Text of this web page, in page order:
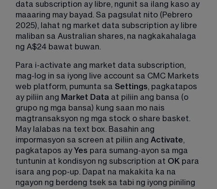
data subscription ay libre, ngunit sa ilang kaso ay
maaaring may bayad. Sa pagsulat nito (Pebrero
2025), lahat ng market data subscription ay libre
maliban sa Australian shares, na nagkakahalaga
ng A$24 bawat buwan.
Para i-activate ang market data subscription,
mag-log in sa iyong live account sa CMC Markets
web platform, pumunta sa Settings, pagkatapos
ay piliin ang Market Data at piliin ang bansa (o
grupo ng mga bansa) kung saan mo nais
magtransaksyon ng mga stock o share basket.
May lalabas na text box. Basahin ang
impormasyon sa screen at piliin ang Activate,
pagkatapos ay Yes para sumang-ayon sa mga
tuntunin at kondisyon ng subscription at OK para
isara ang pop-up. Dapat na makakita ka na
ngayon ng berdeng tsek sa tabi ng iyong piniling